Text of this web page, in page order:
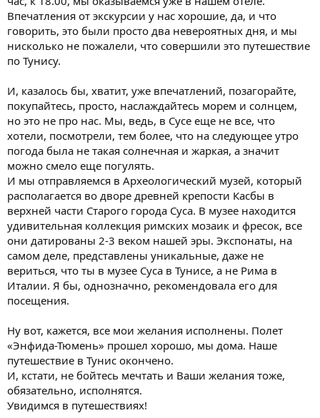
Впечатления от экскурсии у нас хорошие, да, и что
говорить, это были просто два невероятных дня, и мы
нисколько не пожалели, что совершили это путешествие
по Тунису.
И, казалось бы, хватит, уже впечатлений, позагорайте,
покупайтесь, просто, наслаждайтесь морем и солнцем,
но это не про нас. Мы, ведь, в Сусе еще не все, что
хотели, посмотрели, тем более, что на следующее утро
погода была не такая солнечная и жаркая, а значит
можно смело еще погулять.
И мы отправляемся в Археологический музей, который
располагается во дворе древней крепости Касбы в
верхней части Старого города Суса. В музее находится
удивительная коллекция римских мозаик и фресок, все
они датированы 2-3 веком нашей эры. Экспонаты, на
самом деле, представлены уникальные, даже не
вериться, что ты в музее Суса в Тунисе, а не Рима в
Италии. Я бы, однозначно, рекомендовала его для
посещения.
Ну вот, кажется, все мои желания исполнены. Полет
«Энфида-Тюмень» прошел хорошо, мы дома. Наше
путешествие в Тунис окончено.
И, кстати, не бойтесь мечтать и Ваши желания тоже,
обязательно, исполнятся.
Увидимся в путешествиях!